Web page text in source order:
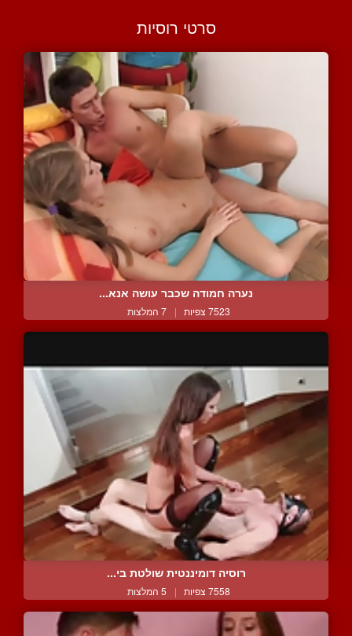
סרטי רוסיות
נערה חמודה שכבר עושה אנא...
7523 צפיות | 7 המלצות
רוסיה דומיננטית שולטת בי...
7558 צפיות | 5 המלצות